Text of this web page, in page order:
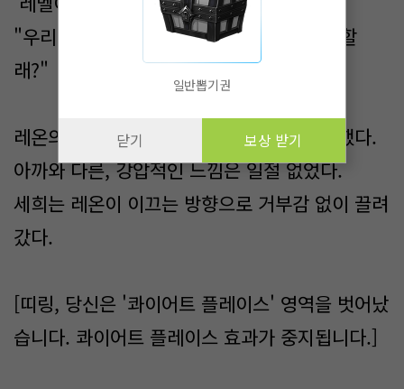
"우리 길드 완전 좋아, 한 번 구경하고 결정할
래?"
레온의 손이 다시 세희의 팔을 붙잡고 재촉했다.
아까와 다른, 강압적인 느낌은 일절 없었다.
세희는 레온이 이끄는 방향으로 거부감 없이 끌려
갔다.
[띠링, 당신은 '콰이어트 플레이스' 영역을 벗어났
습니다. 콰이어트 플레이스 효과가 중지됩니다.]
일반뽑기권
닫기 보상 받기